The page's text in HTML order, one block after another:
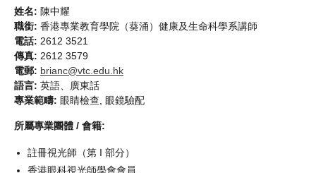
姓名: 陳中耀
職銜: 香港專業教育學院（葵涌）健康及生命科學系講師
電話: 2612 3521
傳真: 2612 3579
電郵: brianc@vtc.edu.hk
語言: 英語、廣東話
專業範疇: 眼睛檢查, 眼鏡驗配
所屬專業團體 / 會籍:
註冊視光師（第 I 部分）
香港眼科視光師學會會員